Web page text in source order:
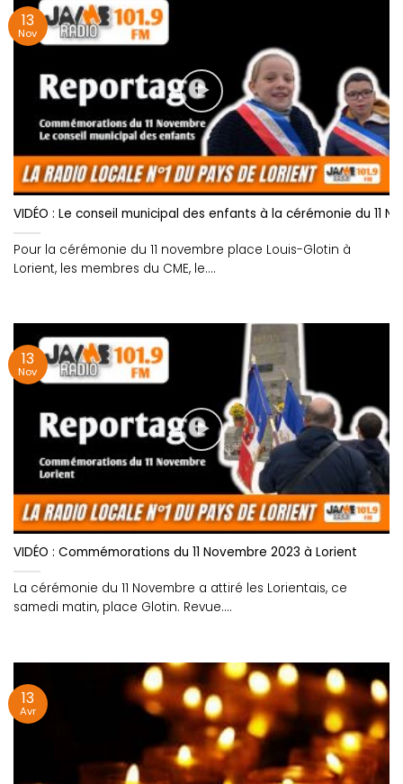
VIDÉO : Le conseil municipal des enfants à la cérémonie du 11
Pour la cérémonie du 11 novembre place Louis-Glotin à
Lorient, les membres du CME, le....
13
Nov
VIDÉO : Commémorations du 11 Novembre 2023 à Lorient
La cérémonie du 11 Novembre a attiré les Lorientais, ce
samedi matin, place Glotin. Revue....
13
Nov
13
Avr